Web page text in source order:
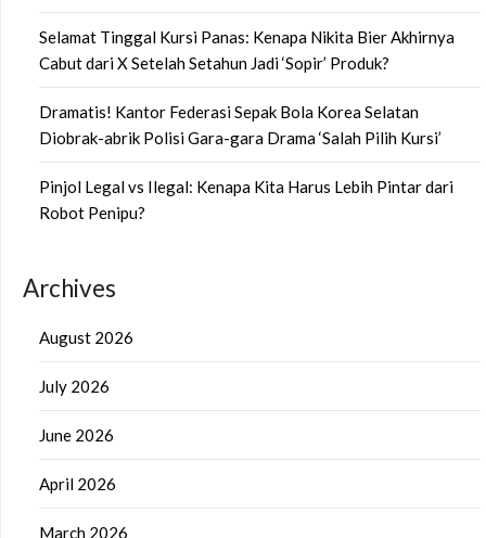
Selamat Tinggal Kursi Panas: Kenapa Nikita Bier Akhirnya
Cabut dari X Setelah Setahun Jadi ‘Sopir’ Produk?
Dramatis! Kantor Federasi Sepak Bola Korea Selatan
Diobrak-abrik Polisi Gara-gara Drama ‘Salah Pilih Kursi’
Pinjol Legal vs Ilegal: Kenapa Kita Harus Lebih Pintar dari
Robot Penipu?
Archives
August 2026
July 2026
June 2026
April 2026
March 2026